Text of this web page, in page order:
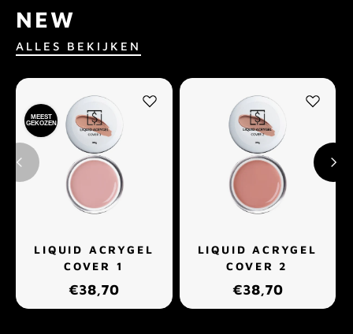
NEW
ALLES BEKIJKEN
MEEST
GEKOZEN
LIQUID ACRYGEL
COVER 1
€38,70
LIQUID ACRYGEL
COVER 2
€38,70